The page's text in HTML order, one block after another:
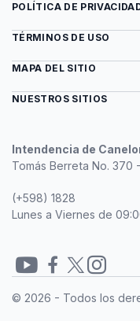
Intendencia de
Tomás Berreta No. 370
(+598) 1828
Lunes a Viernes de
POLÍTICA DE
TÉRMINOS DE USO
MAPA DEL SITIO
NUESTROS SITIOS
© 2026 - Todos los
Redes